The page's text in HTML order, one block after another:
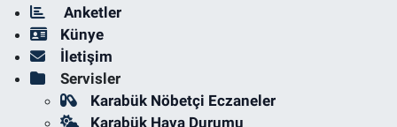
Anketler
Künye
İletişim
Servisler
Karabük Nöbetçi Eczaneler
Karabük Hava Durumu